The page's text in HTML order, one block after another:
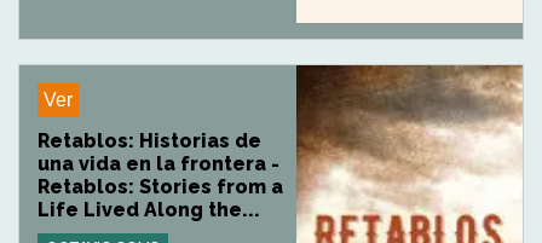
Ver
Retablos: Historias de
una vida en la frontera -
Retablos: Stories from a
Life Lived Along the...